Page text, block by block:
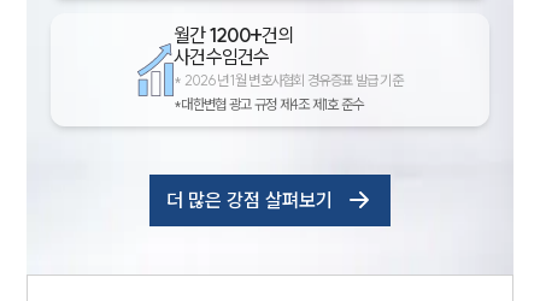
월간1200+건의
사건수임건수
* 2026년 1월 변호사협회 경유증표 발급 기준
*대한변협 광고 규정 제4조 제1호 준수
더 많은 강점 살펴보기